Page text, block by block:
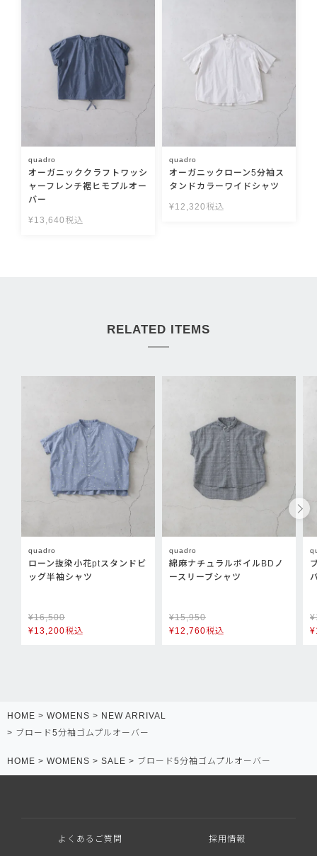
quadro
オーガニッククラフトワッシ
ャーフレンチ裾ヒモプルオー
バー
¥13,640 税込
quadro
オーガニックローン5分袖ス
タンドカラーワイドシャツ
¥12,320 税込
RELATED ITEMS
quadro
ローン抜染小花ptスタンドビ
ッグ半袖シャツ
¥16,500
¥13,200税込
quadro
綿麻ナチュラルボイルBDノ
ースリーブシャツ
¥15,950
¥12,760税込
¥
¥
HOME WOMENS
NEW ARRIVAL
ブロード5分袖ゴムプルオーバー
HOME WOMENS SALE ブロード5分袖ゴムプルオーバー
よくあるご質問 採用情報